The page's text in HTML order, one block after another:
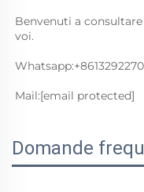
Benvenuti a
voi.
Mail:[email protected]
Domande